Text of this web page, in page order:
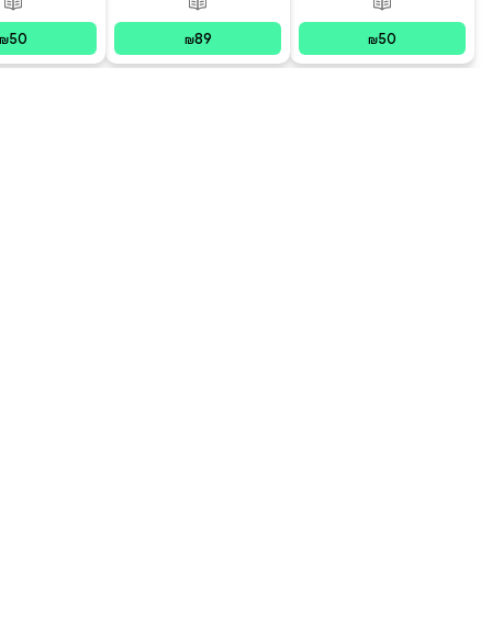
פורמטים זמינים מודפס
₪50
פורמטים זמינים מודפס
₪89
₪50